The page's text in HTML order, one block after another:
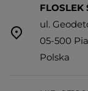
FLOSLEK
ul.
05-500
Polska